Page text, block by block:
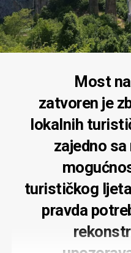
Most
zatvoren je
lokalnih
zajedno
turističkog
pravda